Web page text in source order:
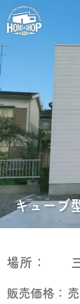
キューブ
場所：
販売価格：